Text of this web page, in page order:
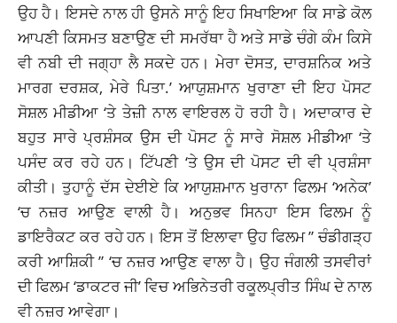
ਉਹ ਹੈ। ਇਸਦੇ ਨਾਲ ਹੀ ਉਸਨੇ ਸਾਨੂੰ ਇਹ ਸਿਖਾਇਆ ਕਿ ਸਾਡੇ ਕੋਲ
ਆਪਣੀ ਕਿਸਮਤ ਬਣਾਉਣ ਦੀ ਸਮਰੱਥਾ ਹੈ ਅਤੇ ਸਾਡੇ ਚੰਗੇ ਕੰਮ ਕਿਸੇ
ਵੀ ਨਬੀ ਦੀ ਜਗ੍ਹਾ ਲੈ ਸਕਦੇ ਹਨ। ਮੇਰਾ ਦੋਸਤ, ਦਾਰਸ਼ਨਿਕ ਅਤੇ
ਮਾਰਗ ਦਰਸ਼ਕ, ਮੇਰੇ ਪਿਤਾ.’ ਆਯੁਸ਼ਮਾਨ ਖੁਰਾਣਾ ਦੀ ਇਹ ਪੋਸਟ
ਸੋਸ਼ਲ ਮੀਡੀਆ ‘ਤੇ ਤੇਜ਼ੀ ਨਾਲ ਵਾਇਰਲ ਹੋ ਰਹੀ ਹੈ। ਅਦਾਕਾਰ ਦੇ
ਬਹੁਤ ਸਾਰੇ ਪ੍ਰਸ਼ੰਸਕ ਉਸ ਦੀ ਪੋਸਟ ਨੂੰ ਸਾਰੇ ਸੋਸ਼ਲ ਮੀਡੀਆ ‘ਤੇ
ਪਸੰਦ ਕਰ ਰਹੇ ਹਨ। ਟਿੱਪਣੀ ‘ਤੇ ਉਸ ਦੀ ਪੋਸਟ ਦੀ ਵੀ ਪ੍ਰਸ਼ੰਸਾ
ਕੀਤੀ। ਤੁਹਾਨੂੰ ਦੱਸ ਦੇਈਏ ਕਿ ਆਯੁਸ਼ਮਾਨ ਖੁਰਾਨਾ ਫਿਲਮ ‘ਅਨੇਕ’
‘ਚ ਨਜ਼ਰ ਆਉਣ ਵਾਲੀ ਹੈ। ਅਨੁਭਵ ਸਿਨਹਾ ਇਸ ਫਿਲਮ ਨੂੰ
ਡਾਇਰੈਕਟ ਕਰ ਰਹੇ ਹਨ। ਇਸ ਤੋਂ ਇਲਾਵਾ ਉਹ ਫਿਲਮ ” ਚੰਡੀਗੜ੍ਹ
ਕਰੀ ਆਸ਼ਿਕੀ ” ‘ਚ ਨਜ਼ਰ ਆਉਣ ਵਾਲਾ ਹੈ। ਉਹ ਜੰਗਲੀ ਤਸਵੀਰਾਂ
ਦੀ ਫਿਲਮ ‘ਡਾਕਟਰ ਜੀ’ ਵਿਚ ਅਭਿਨੇਤਰੀ ਰਕੂਲਪ੍ਰੀਤ ਸਿੰਘ ਦੇ ਨਾਲ
ਵੀ ਨਜ਼ਰ ਆਵੇਗਾ।